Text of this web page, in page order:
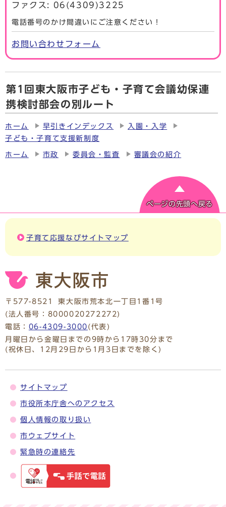
ファクス: 06(4309)3225
電話番号のかけ間違いにご注意ください！
お問い合わせフォーム
第1回東大阪市子ども・子育て会議幼保連
携検討部会の別ルート
ホーム 早引きインデックス
入園・入学
子ども・子育て支援新制度
ホーム 市政 委員会・監査 審議会の紹介
ページの先頭へ戻る
子育て応援なびサイトマップ
〒577-8521
東大阪市荒本北一丁目1番1号
(法人番号：8000020272272)
電話： 06-4309-3000 (代表)
月曜日から金曜日までの9時から17時30分まで
(祝休日、12月29日から1月3日までを除く)
サイトマップ
市役所本庁舎へのアクセス
個人情報の取り扱い
市ウェブサイト
緊急時の連絡先